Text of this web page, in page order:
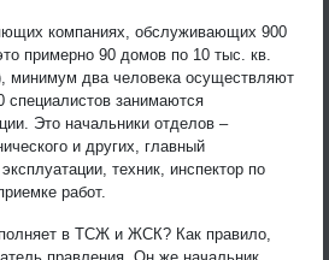
компаниях, обслуживающих 900
примерно 90 домов по 10 тыс. кв.
минимум два человека осуществляют
специалистов занимаются
Это начальники отделов –
и других, главный
техник, инспектор по
работ.
в ТСЖ и ЖСК? Как правило,